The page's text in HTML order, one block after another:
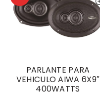
PARLANTE PARA
VEHICULO AIWA 6X9″
400WATTS